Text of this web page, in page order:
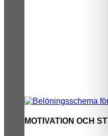
MOTIVATION OCH